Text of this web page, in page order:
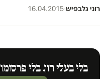
רוני גלבפיש·
16.04.2015
בלי בעלי הון. בלי